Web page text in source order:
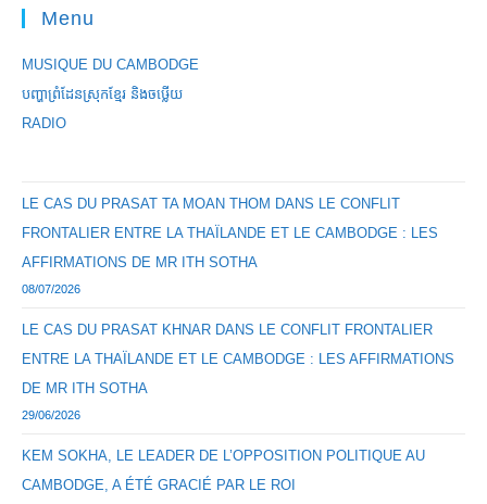
Menu
MUSIQUE DU CAMBODGE
បញ្ហាព្រំដែនស្រុកខ្មែរ និងចឞ្លើយ
RADIO
LE CAS DU PRASAT TA MOAN THOM DANS LE CONFLIT
FRONTALIER ENTRE LA THAÏLANDE ET LE CAMBODGE : LES
AFFIRMATIONS DE MR ITH SOTHA
08/07/2026
LE CAS DU PRASAT KHNAR DANS LE CONFLIT FRONTALIER
ENTRE LA THAÏLANDE ET LE CAMBODGE : LES AFFIRMATIONS
DE MR ITH SOTHA
29/06/2026
KEM SOKHA, LE LEADER DE L’OPPOSITION POLITIQUE AU
CAMBODGE, A ÉTÉ GRACIÉ PAR LE ROI